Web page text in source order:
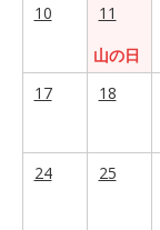
10
11
山の日
17
18
24 25